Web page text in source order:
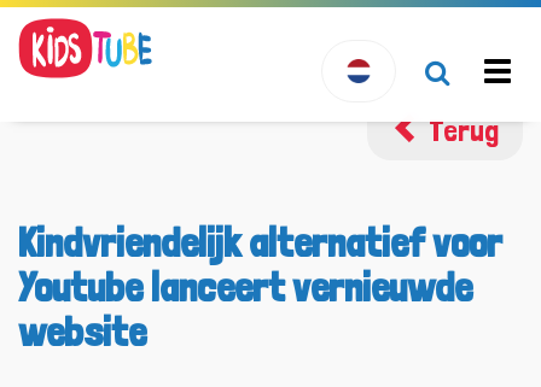
Terug
Kindvriendelijk alternatief voor
Youtube lanceert vernieuwde
website